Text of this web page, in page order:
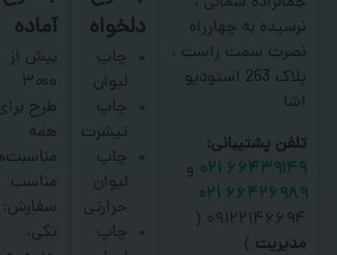
نرسیده به چهارراه
نصرت سمت راست ،
پلاک 263 استودیو
اشا
تلفن پشتیبانی:
۶۶۴۳۹۱۴۹ ۰۲۱
و
۶۶۴۲۶۹۸۹ ۰۲۱
۰۹۱۲۲۱۴۶۶۹۴ (
مدیریت )
دلخواه
چاپ
لیوان
چاپ
تیشرت
چاپ
لیوان
حرارتی
چاپ
آماده
بیش از
۳۰۰۰
طرح
همه
مناسب
سفارش:
تکی،